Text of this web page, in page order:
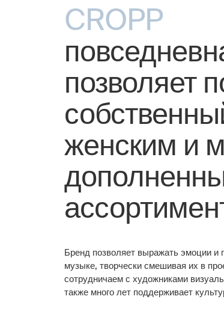
CROPP
позволяет
женским и
Бренд позволяет выражать эмоции и
музыке, творчески смешивая их в
сотрудничаем с художниками
также много лет поддерживает